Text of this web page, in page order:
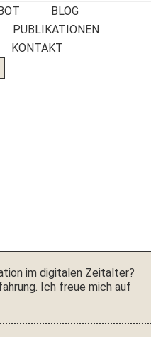
BLOG
PUBLIKATIONEN
KONTAKT
im dig­i­tal­en Zeital­ter?
Ich freue mich auf